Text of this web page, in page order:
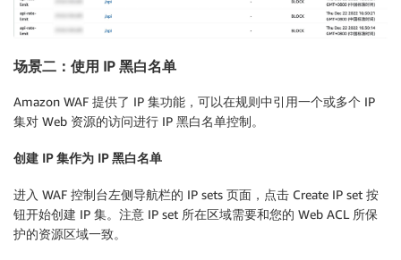
场景二：使用 IP 黑白名单
Amazon WAF 提供了 IP 集功能，可以在规则中引用一个或多个 IP
集对 Web 资源的访问进行 IP 黑白名单控制。
创建 IP 集作为 IP 黑白名单
进入 WAF 控制台左侧导航栏的 IP sets 页面，点击 Create IP set 按
钮开始创建 IP 集。注意 IP set 所在区域需要和您的 Web ACL 所保
护的资源区域一致。